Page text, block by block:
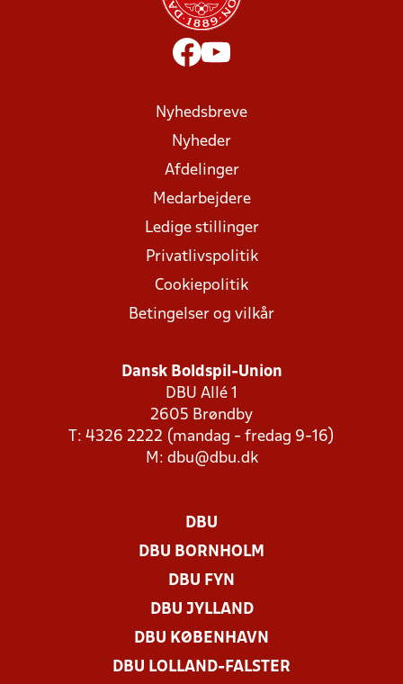
Nyhedsbreve
Nyheder
Afdelinger
Medarbejdere
Ledige stillinger
Privatlivspolitik
Cookiepolitik
Betingelser og vilkår
Dansk Boldspil-Union
DBU Allé 1
2605 Brøndby
T: 4326 2222 (mandag - fredag 9-16)
M: dbu@dbu.dk
DBU
DBU BORNHOLM
DBU FYN
DBU JYLLAND
DBU KØBENHAVN
DBU LOLLAND-FALSTER